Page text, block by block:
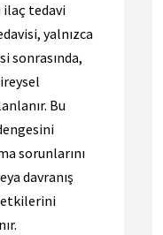
ilaç tedavi
yalnızca
sonrasında,
Bu
sorunlarını
davranış
etkilerini